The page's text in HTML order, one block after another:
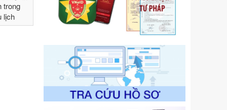
trong
lịch
Tên: Thông tư số 105/2026/TT-BTC
của Bộ Tài chính: Bãi bỏ Thông tư số
87/2019/TT- BТC ngày 19 tháng 12
năm 2019 của Bộ trưởng Bộ Tài
chính hướng dẫn thực hiện xử phạt
vi phạm hành chính trong lĩnh vực
kho bạc nhà nước
Ngày ban hành: 21/07/2026
Số kí hiệu:291/2026/NĐ-CP